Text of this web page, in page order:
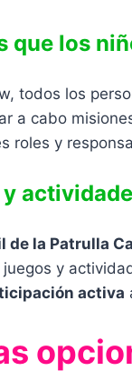
que los
todos los
a cabo
roles y
de la Patrulla
y
activa